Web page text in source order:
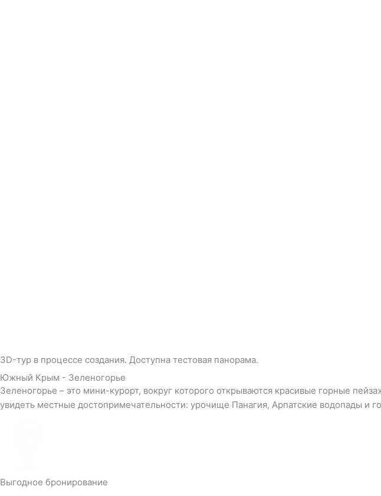
3D-тур в процессе создания. Доступна тестовая панорама.
Южный Крым - Зеленогорье
Зеленогорье – это мини-курорт, вокруг которого открываются красивые горные
увидеть местные достопримечательности: урочище Панагия, Арпатские водопады и
Выгодное бронирование